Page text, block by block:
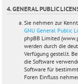
4. GENERAL PUBLIC
Sie nehmen zur
GNU General Public
phpBB Limited
werden durch die
Verfügung gestellt.
die Software
Software für
Foren Einfluss